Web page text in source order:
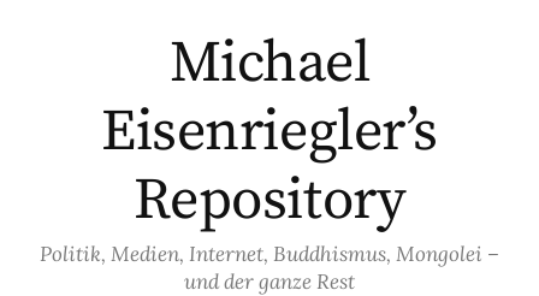
Michael
Eisenriegler’s
Repository
Politik, Medien, Internet, Buddhismus, Mongolei –
und der ganze Rest